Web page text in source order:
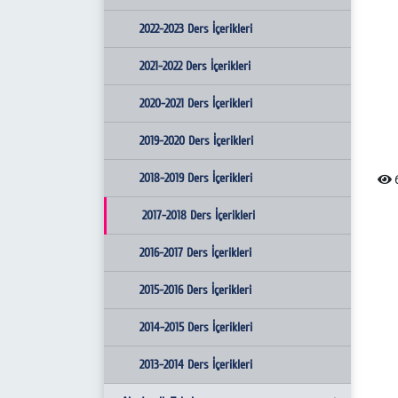
Birim Faaliyet Raporları
Üniversite Kalite Komisyonu Anasayfa
2022-2023 Ders İçerikleri
2021-2022 Ders İçerikleri
2020-2021 Ders İçerikleri
2019-2020 Ders İçerikleri
2018-2019 Ders İçerikleri
2017-2018 Ders İçerikleri
2016-2017 Ders İçerikleri
2015-2016 Ders İçerikleri
2014-2015 Ders İçerikleri
2013-2014 Ders İçerikleri